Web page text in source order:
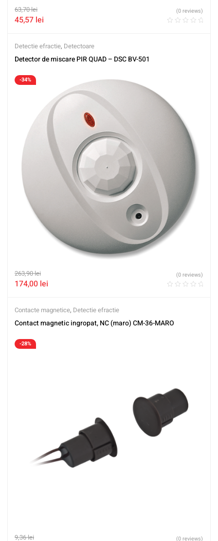
63,70lei
45,57 lei
(0 reviews)
Detectie efractie, Detectoare
Detector de miscare PIR QUAD – DSC BV-501
-34%
263,90lei
174,00 lei
(0 reviews)
Contacte magnetice, Detectie efractie
Contact magnetic ingropat, NC (maro) CM-36-MARO
-28%
9,36lei (0 reviews)